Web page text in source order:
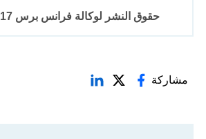
حقوق النشر لوكالة فرانس برس 2017-2026:
مشاركة